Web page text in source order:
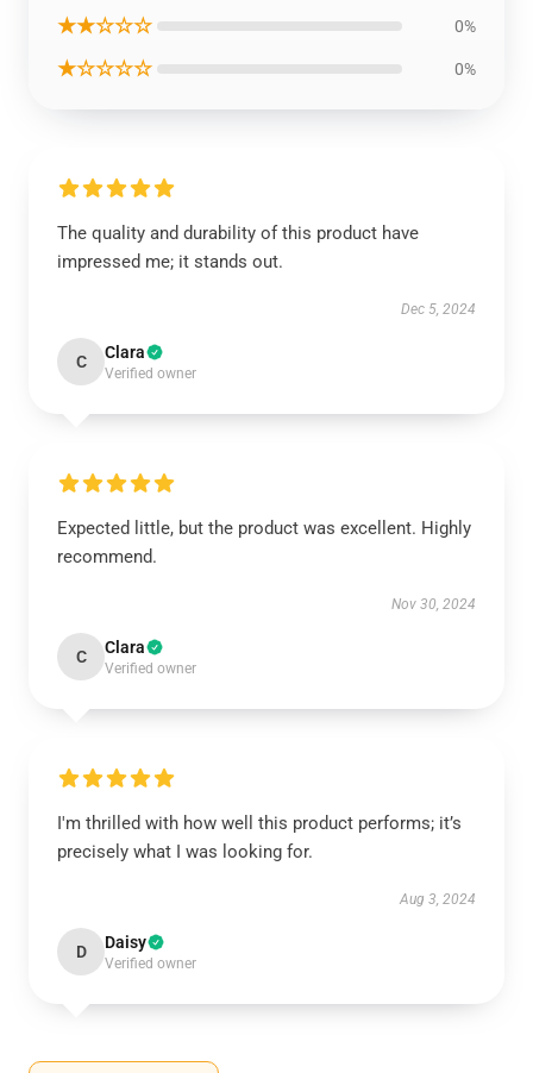
★★☆☆☆ 0%
★☆☆☆☆ 0%
The quality and durability of this product have
impressed me; it stands out.
Dec 5, 2024
C Clara
Verified owner
Expected little, but the product was excellent. Highly
recommend.
Nov 30, 2024
C Clara
Verified owner
I'm thrilled with how well this product performs; it’s
precisely what I was looking for.
Aug 3, 2024
D Daisy
Verified owner